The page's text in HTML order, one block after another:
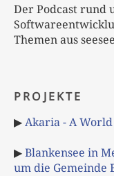
Der Podcast rund
Themen aus
PROJEKTE
▶Akaria - A
▶Blankensee in
um die Gemeinde